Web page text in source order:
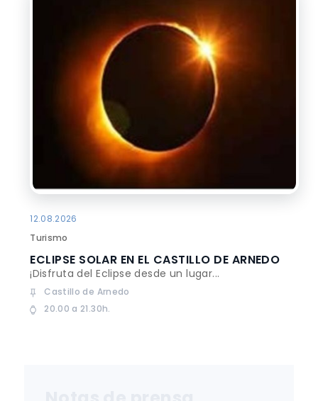
12.08.2026
Turismo
ECLIPSE SOLAR EN EL CASTILLO DE ARNEDO
¡Disfruta del Eclipse desde un lugar...
Castillo de Arnedo
20.00 a 21.30h.